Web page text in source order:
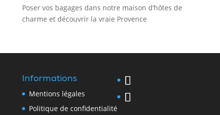
Poser vos bagages dans notre maison d’hôtes de
charme et découvrir la vraie Provence
Informations
Mentions légales
Politique de confidentialité